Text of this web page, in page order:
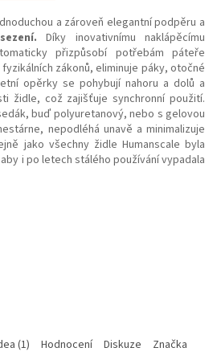
a zároveň elegantní podpěru a
Díky inovativnímu naklápěcímu
přizpůsobí potřebám páteře
zákonů, eliminuje páky, otočné
opěrky se pohybují nahoru a dolů a
židle, což zajišťuje synchronní použití.
buď polyuretanový, nebo s gelovou
nepodléhá unavě a minimalizuje
jako všechny židle Humanscale byla
i po letech stálého používání vypadala
(1) Hodnocení Diskuze Značka